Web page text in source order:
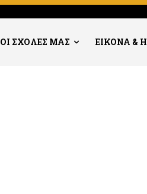
ΟΙ ΣΧΟΛΕΣ ΜΑΣ ΕΙΚΟΝΑ &